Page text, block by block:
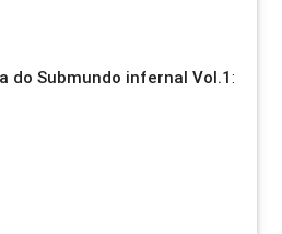
do Submundo infernal Vol.1: